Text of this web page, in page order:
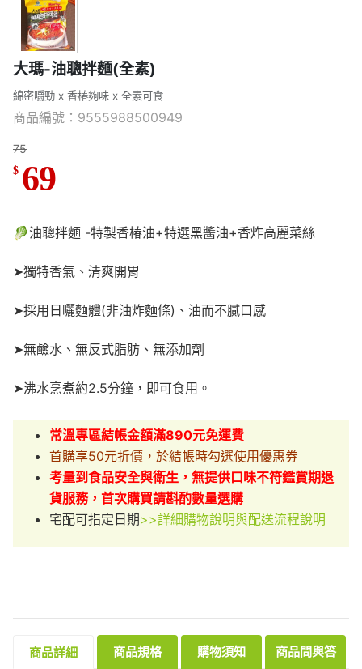
大瑪-油聰拌麵(全素)
綿密嚼勁 x 香椿夠味 x 全素可食
商品編號：9555988500949
75
$ 69
🥬油聰拌麵 -特製香椿油+特選黑醬油+香炸高麗菜絲
➤獨特香氣、清爽開胃
➤採用日曬麵體(非油炸麵條)、油而不膩口感
➤無鹼水、無反式脂肪、無添加劑
➤沸水烹煮約2.5分鐘，即可食用。
常溫專區結帳金額滿890元免運費
首購享50元折價，於結帳時勾選使用優惠券
考量到食品安全與衛生，無提供口味不符鑑賞期退
貨服務，首次購買請斟酌數量選購
宅配可指定日期>>詳細購物說明與配送流程說明
商品詳細 商品規格 購物須知 商品問與答